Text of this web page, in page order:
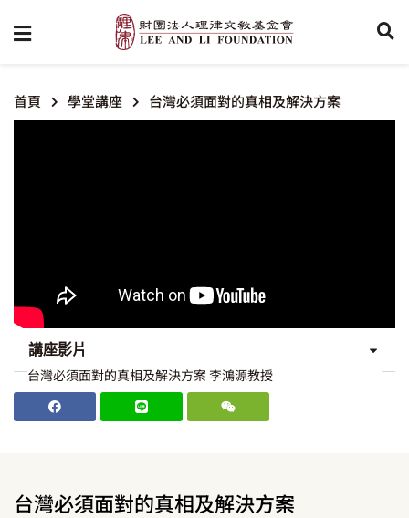
首頁 學堂講座 台灣必須面對的真相及解決方案
講座影片
台灣必須面對的真相及解決方案 李鴻源教授
台灣必須面對的真相及解決方案